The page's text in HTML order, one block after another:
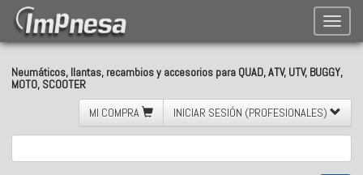
Toggle
Neumáticos, llantas, recambios y accesorios para QUAD, ATV, UTV, BUGGY,
MOTO, SCOOTER
MI COMPRA
INICIAR SESIÓN (PROFESIONALES)